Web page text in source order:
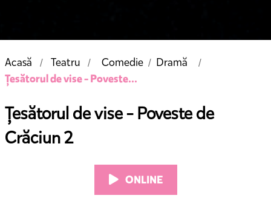
Acasă Teatru Comedie / Dramă
Țesătorul de vise - Poveste...
Țesătorul de vise - Poveste de
Crăciun 2
ONLINE